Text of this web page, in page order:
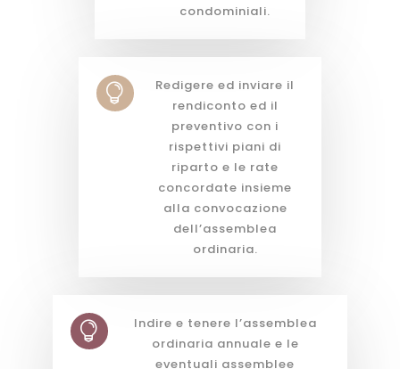
condominiali.

Redigere ed inviare il
rendiconto ed il
preventivo con i
rispettivi piani di
riparto e le rate
concordate insieme
alla convocazione
dell’assemblea
ordinaria.

Indire e tenere l’assemblea
ordinaria annuale e le
eventuali assemblee